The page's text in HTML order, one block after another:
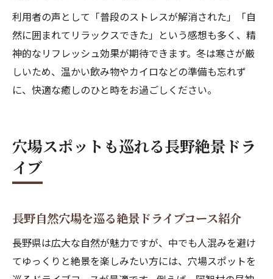
利用者の声として「普段のストレスが解消された」「自
然に囲まれてリラックスできた」という感想も多く、精
神的なリフレッシュ効果が期待できます。冬は寒さが厳
しいため、温かい飲み物やカイロなどの準備も忘れず
に、快適な癒しのひと時をお過ごしください。
穴場スポットも巡れる長野絶景ドラ
イブ
長野自然穴場を巡る絶景ドライブコース紹介
長野県は広大な自然が魅力ですが、中でも人混みを避け
てゆっくりと絶景を楽しみたい方には、穴場スポットを